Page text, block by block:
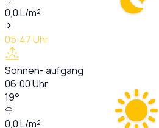
0,0L/m²
05:47Uhr
Sonnen- aufgang
06:00Uhr
19°
0,0L/m²